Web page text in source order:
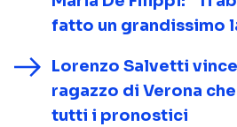
fatto un grandissimo
Lorenzo Salvetti
ragazzo di Verona
tutti i pronostici